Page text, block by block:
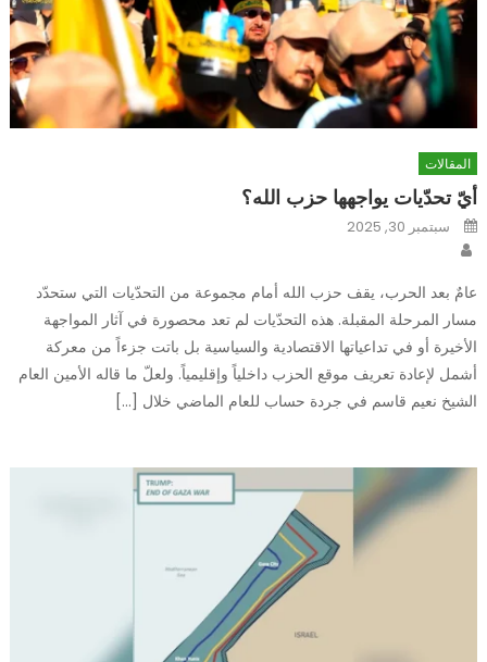
المقالات
أيّ تحدّيات يواجهها حزب الله؟
Posted
onسبتمبر 30, 2025
عامٌ بعد الحرب، يقف حزب الله أمام مجموعة من التحدّيات التي ستحدّد
مسار المرحلة المقبلة. هذه التحدّيات لم تعد محصورة في آثار المواجهة
الأخيرة أو في تداعياتها الاقتصادية والسياسية بل باتت جزءاً من معركة
أشمل لإعادة تعريف موقع الحزب داخلياً وإقليمياً. ولعلّ ما قاله الأمين العام
الشيخ نعيم قاسم في جردة حساب للعام الماضي خلال […]